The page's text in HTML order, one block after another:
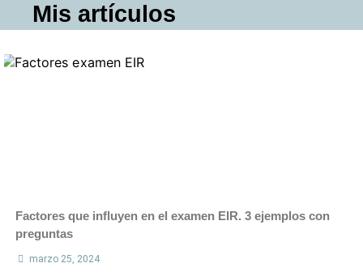
Mis artículos
Factores que influyen en el examen EIR. 3 ejemplos con
preguntas
marzo 25, 2024